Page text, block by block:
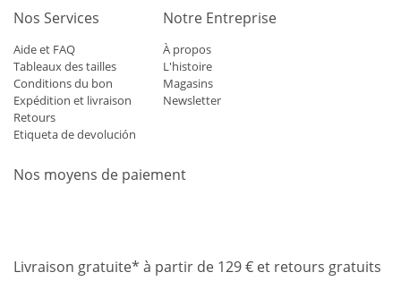
Nos Services
Aide et FAQ
Tableaux des tailles
Conditions du bon
Expédition et livraison
Retours
Etiqueta de devolución
Notre Entreprise
À propos
L'histoire
Magasins
Newsletter
Nos moyens de paiement
Livraison gratuite* à partir de 129 € et retours gratuits